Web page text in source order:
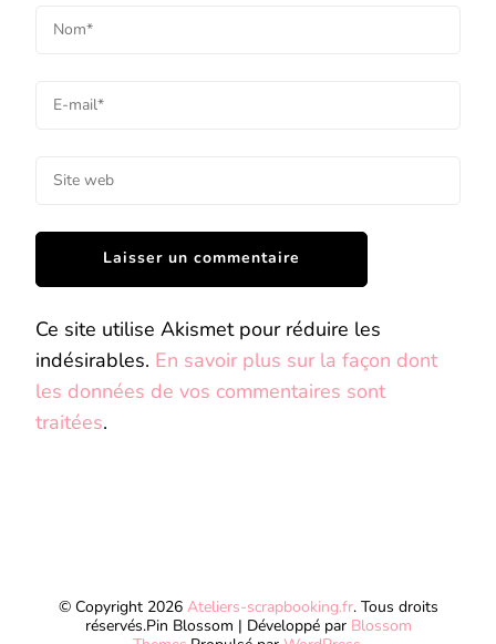
Ce site utilise Akismet pour réduire les
indésirables. En savoir plus sur la façon dont
les données de vos commentaires sont
traitées.
© Copyright 2026 Ateliers-scrapbooking.fr. Tous droits
réservés.Pin Blossom | Développé par Blossom